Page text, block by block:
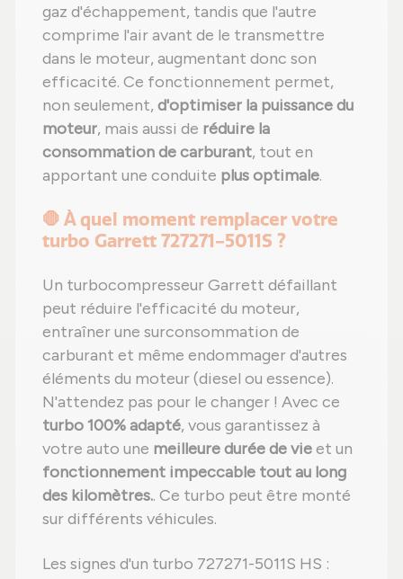
gaz d'échappement, tandis que l'autre
comprime l'air avant de le transmettre
dans le moteur, augmentant donc son
efficacité. Ce fonctionnement permet,
non seulement, d'optimiser la puissance du
moteur, mais aussi de réduire la
consommation de carburant, tout en
apportant une conduite plus optimale.
🛑 À quel moment remplacer votre
turbo Garrett 727271-5011S ?
Un turbocompresseur Garrett défaillant
peut réduire l'efficacité du moteur,
entraîner une surconsommation de
carburant et même endommager d'autres
éléments du moteur (diesel ou essence).
N'attendez pas pour le changer ! Avec ce
turbo 100% adapté, vous garantissez à
votre auto une meilleure durée de vieet un
fonctionnement impeccable tout au long
des kilomètres.. Ce turbo peut être monté
sur différents véhicules.
Les signes d'un turbo 727271-5011S HS :